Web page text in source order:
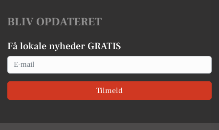
BLIV OPDATERET
Få lokale nyheder GRATIS
Email
Tilmeld